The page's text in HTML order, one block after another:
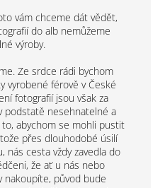
vám chceme dát vědět,
do alb nemůžeme
výroby.
Ze srdce rádi bychom
vyrobené férově v České
fotografií jsou však za
nesehnatelné a
abychom se mohli pustit
přes dlouhodobé úsilí
nás cesta vždy zavedla do
že ať u nás nebo
původ bude